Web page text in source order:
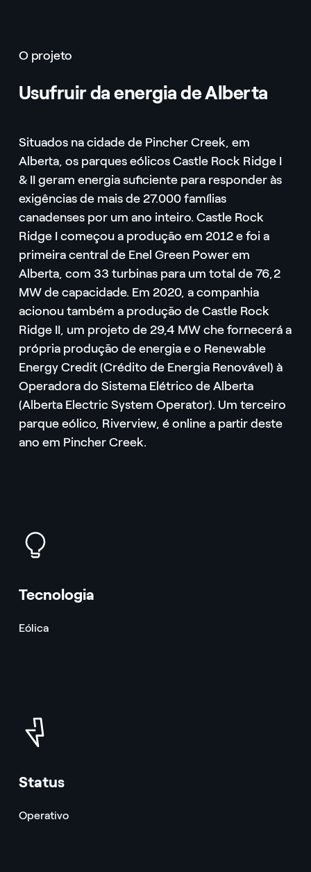
O projeto
Usufruir da energia de Alberta
Situados na cidade de Pincher Creek, em
Alberta, os parques eólicos Castle Rock Ridge I
& II geram energia suficiente para responder às
exigências de mais de 27.000 famílias
canadenses por um ano inteiro. Castle Rock
Ridge I começou a produção em 2012 e foi a
primeira central de Enel Green Power em
Alberta, com 33 turbinas para um total de 76,2
MW de capacidade. Em 2020, a companhia
acionou também a produção de Castle Rock
Ridge II, um projeto de 29,4 MW che fornecerá a
própria produção de energia e o Renewable
Energy Credit (Crédito de Energia Renovável) à
Operadora do Sistema Elétrico de Alberta
(Alberta Electric System Operator). Um terceiro
parque eólico, Riverview, é online a partir deste
ano em Pincher Creek.
icon
Tecnologia
Eólica
icon
Status
Operativo